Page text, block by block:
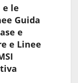
e le
Guida
e
e Linee